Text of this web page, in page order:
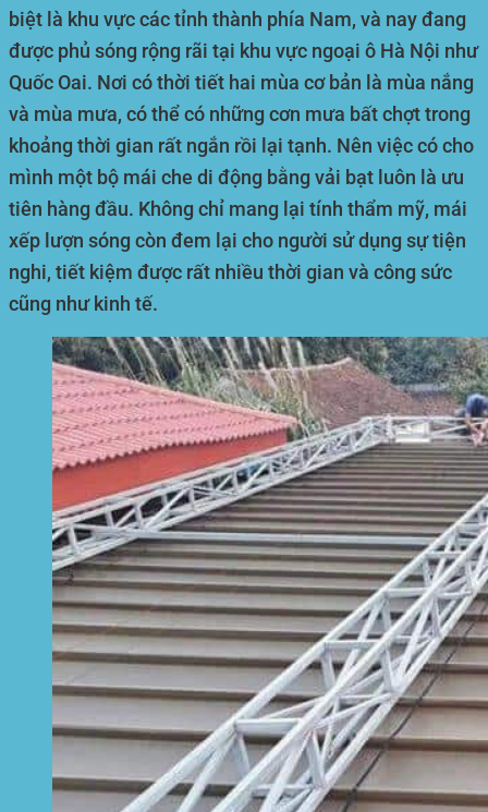
biệt là khu vực các tỉnh thành phía Nam, và nay đang
được phủ sóng rộng rãi tại khu vực ngoại ô Hà Nội như
Quốc Oai. Nơi có thời tiết hai mùa cơ bản là mùa nắng
và mùa mưa, có thể có những cơn mưa bất chợt trong
khoảng thời gian rất ngắn rồi lại tạnh. Nên việc có cho
mình một bộ mái che di động bằng vải bạt luôn là ưu
tiên hàng đầu. Không chỉ mang lại tính thẩm mỹ, mái
xếp lượn sóng còn đem lại cho người sử dụng sự tiện
nghi, tiết kiệm được rất nhiều thời gian và công sức
cũng như kinh tế.